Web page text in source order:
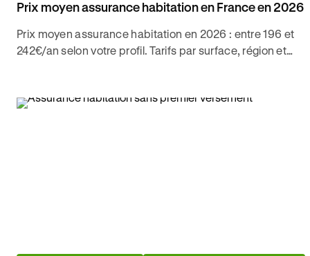
Prix moyen assurance habitation en France en 2026
Prix moyen assurance habitation en 2026 : entre 196 et
242€/an selon votre profil. Tarifs par surface, région et